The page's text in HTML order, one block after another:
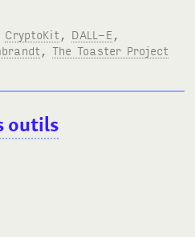
CryptoKit , DALL-E,
,The Toaster Project
outils